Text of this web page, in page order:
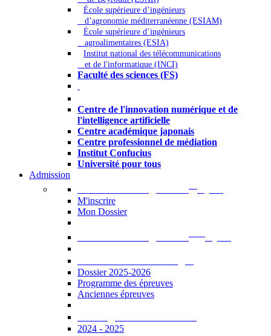
École supérieure d’ingénieurs
d’agronomie méditerranéenne (ESIAM)
École supérieure d’ingénieurs
agroalimentaires (ESIA)
Institut national des télécommunications
et de l'informatique (INCI)
Faculté des sciences (FS)
Centre de l'innovation numérique et de
l'intelligence artificielle
Centre académique japonais
Centre professionnel de médiation
Institut Confucius
Université pour tous
Admission
M'inscrire
Mon Dossier
Dossier 2025-2026
Programme des épreuves
Anciennes épreuves
2024 - 2025